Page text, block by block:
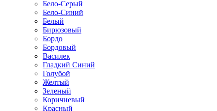
Бело-Серый
Бело-Синий
Белый
Бирюзовый
Бордо
Бордовый
Василек
Гладкий Синий
Голубой
Желтый
Зеленый
Коричневый
Красный